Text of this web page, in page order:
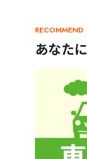
RECOMMEND
あなた